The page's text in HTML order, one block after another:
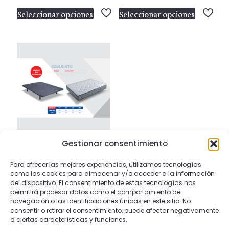
Gestionar consentimiento
Para ofrecer las mejores experiencias, utilizamos tecnologías
como las cookies para almacenar y/o acceder a la información
del dispositivo. El consentimiento de estas tecnologías nos
permitirá procesar datos como el comportamiento de
navegación o las identificaciones únicas en este sitio. No
consentir o retirar el consentimiento, puede afectar negativamente
a ciertas características y funciones.
Nombre *
Correo
electrónico
Guarda mi nombre, correo electrónico y web
en este navegador para la próxima vez que
de
precios:
114,00 €
Seleccionar opciones
Este
tiene
variantes.
opciones
pueden
elegir
página
de
producto
de
Seleccionar opciones
Este
en
página
de
producto
348,00€ - 566,00€Rango
de
precios:
desde
348,00 €
hasta
Seleccionar opciones
Este
producto
tiene
múltiples